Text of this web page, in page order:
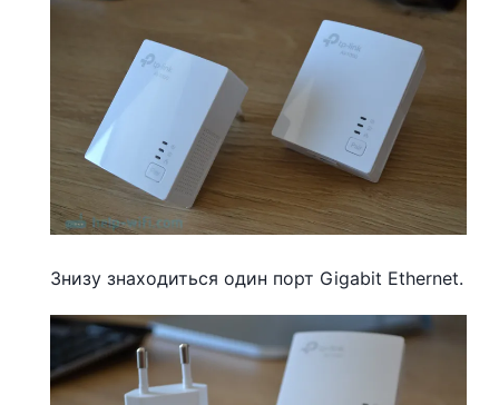
Знизу знаходиться один порт Gigabit Ethernet.